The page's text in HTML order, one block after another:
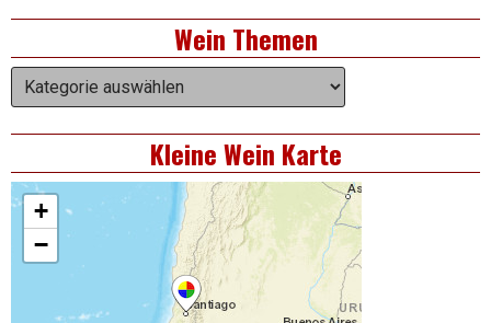
Asides
Wein Themen
Wein
Themen
Kleine Wein Karte